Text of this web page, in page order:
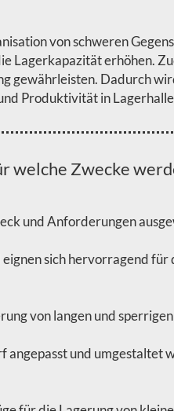
von schweren
Lagerkapazität erhöhen.
gewährleisten. Dadurch
Produktivität in
welche Zwecke
und Anforderungen
sich hervorragend
von langen und
und umgestaltet